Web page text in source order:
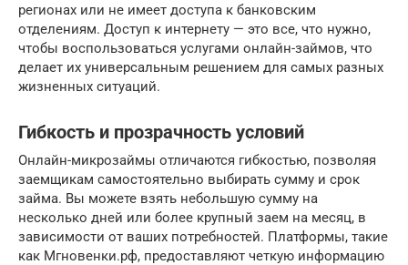
регионах или не имеет доступа к банковским
отделениям. Доступ к интернету — это все, что нужно,
чтобы воспользоваться услугами онлайн-займов, что
делает их универсальным решением для самых разных
жизненных ситуаций.
Гибкость и прозрачность условий
Онлайн-микрозаймы отличаются гибкостью, позволяя
заемщикам самостоятельно выбирать сумму и срок
займа. Вы можете взять небольшую сумму на
несколько дней или более крупный заем на месяц, в
зависимости от ваших потребностей. Платформы, такие
как Мгновенки.рф, предоставляют четкую информацию